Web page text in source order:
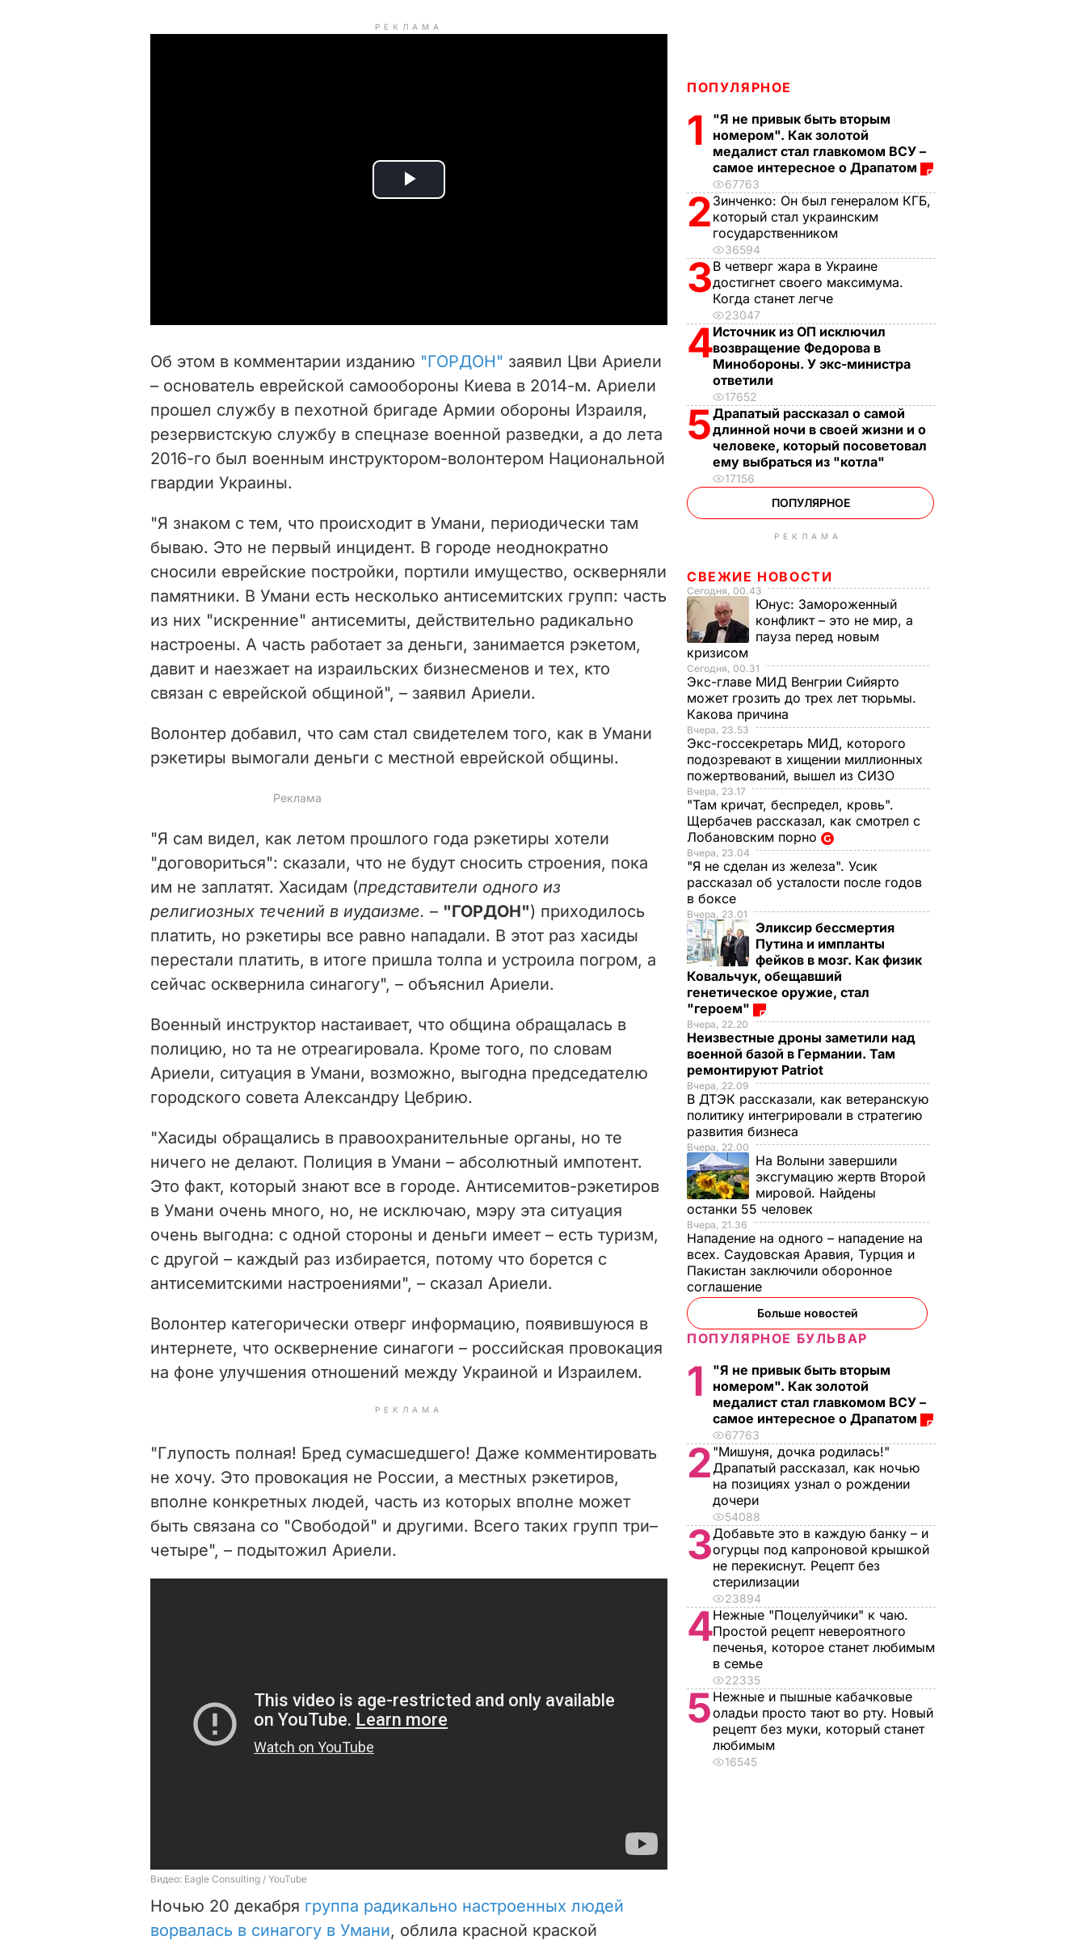
РЕКЛАМА
P
i
d
e
Об этом в комментарии изданию "ГОРДОН" заявил Цви Ариели
– основатель еврейской самообороны Киева в 2014-м. Ариели
прошел службу в пехотной бригаде Aрмии обороны Израиля,
резервистскую службу в спецназе военной разведки, а до лета
2016-го был военным инструктором-волонтером Национальной
гвардии Украины.
"Я знаком с тем, что происходит в Умани, периодически там
бываю. Это не первый инцидент. В городе неоднократно
сносили еврейские постройки, портили имущество, оскверняли
памятники. В Умани есть несколько антисемитских групп: часть
из них "искренние" антисемиты, действительно радикально
настроены. А часть работает за деньги, занимается рэкетом,
давит и наезжает на израильских бизнесменов и тех, кто
связан с еврейской общиной", – заявил Ариели.
Волонтер добавил, что сам стал свидетелем того, как в Умани
рэкетиры вымогали деньги с местной еврейской общины.
"Я сам видел, как летом прошлого года рэкетиры хотели
"договориться": сказали, что не будут сносить строения, пока
им не заплатят. Хасидам (представители одного из
религиозных течений в иудаизме. – "ГОРДОН") приходилось
платить, но рэкетиры все равно нападали. В этот раз хасиды
перестали платить, в итоге пришла толпа и устроила погром, а
сейчас осквернила синагогу", – объяснил Ариели.
Военный инструктор настаивает, что община обращалась в
полицию, но та не отреагировала. Кроме того, по словам
Ариели, ситуация в Умани, возможно, выгодна председателю
городского совета Александру Цебрию.
"Хасиды обращались в правоохранительные органы, но те
ничего не делают. Полиция в Умани – абсолютный импотент.
Это факт, который знают все в городе. Антисемитов-рэкетиров
в Умани очень много, но, не исключаю, мэру эта ситуация
очень выгодна: с одной стороны и деньги имеет – есть туризм,
с другой – каждый раз избирается, потому что борется с
антисемитскими настроениями", – сказал Ариели.
Волонтер категорически отверг информацию, появившуюся в
интернете, что осквернение синагоги – российская провокация
на фоне улучшения отношений между Украиной и Израилем.
РЕКЛАМА
"Глупость полная! Бред сумасшедшего! Даже комментировать
не хочу. Это провокация не России, а местных рэкетиров,
вполне конкретных людей, часть из которых вполне может
быть связана со "Свободой" и другими. Всего таких групп три–
четыре", – подытожил Ариели.
Ночью 20 декабря группа радикально настроенных людей
ворвалась в синагогу в Умани, облила красной краской
ПОПУЛЯРНОЕ
1
"Я не привык быть вторым
номером". Как золотой
медалист стал главкомом ВСУ –
самое интересное о Драпатом
67763
2 Зинченко: Он был генералом КГБ,
который стал украинским
государственником
36594
3В четверг жара в Украине
достигнет своего максимума.
Когда станет легче
23047
4Источник из ОП исключил
возвращение Федорова в
Минобороны. У экс-министра
ответили
17652
5Драпатый рассказал о самой
длинной ночи в своей жизни и о
человеке, который посоветовал
ему выбраться из "котла"
17156
ПОПУЛЯРНОЕ
РЕКЛАМА
СВЕЖИЕ НОВОСТИ
Сегодня, 00.43
Юнус: Замороженный
конфликт – это не мир, а
пауза перед новым
кризисом
Сегодня, 00.31
Экс-главе МИД Венгрии Сийярто
может грозить до трех лет тюрьмы.
Какова причина
Вчера, 23.53
Экс-госсекретарь МИД, которого
подозревают в хищении миллионных
пожертвований, вышел из СИЗО
Вчера, 23.17
"Там кричат, беспредел, кровь".
Щербачев рассказал, как смотрел с
Лобановским порно
Вчера, 23.04
"Я не сделан из железа". Усик
рассказал об усталости после годов
в боксе
Вчера, 23.01
Эликсир бессмертия
Путина и импланты
фейков в мозг. Как физик
Ковальчук, обещавший
генетическое оружие, стал
"героем"
Вчера, 22.20
Неизвестные дроны заметили над
военной базой в Германии. Там
ремонтируют Patriot
Вчера, 22.09
В ДТЭК рассказали, как ветеранскую
политику интегрировали в стратегию
развития бизнеса
Вчера, 22.00
На Волыни завершили
эксгумацию жертв Второй
мировой. Найдены
останки 55 человек
Вчера, 21.36
Нападение на одного – нападение на
всех. Саудовская Аравия, Турция и
Пакистан заключили оборонное
соглашение
Больше новостей
ПОПУЛЯРНОЕ БУЛЬВАР
1
"Я не привык быть вторым
номером". Как золотой
медалист стал главкомом ВСУ –
самое интересное о Драпатом
67763
2 "Мишуня, дочка родилась!"
Драпатый рассказал, как ночью
на позициях узнал о рождении
дочери
54088
3Добавьте это в каждую банку – и
огурцы под капроновой крышкой
не перекиснут. Рецепт без
стерилизации
23894
4Нежные "Поцелуйчики" к чаю.
Простой рецепт невероятного
печенья, которое станет любимым
в семье
22335
5 Нежные и пышные кабачковые
оладьи просто тают во рту. Новый
рецепт без муки, который станет
любимым
16545